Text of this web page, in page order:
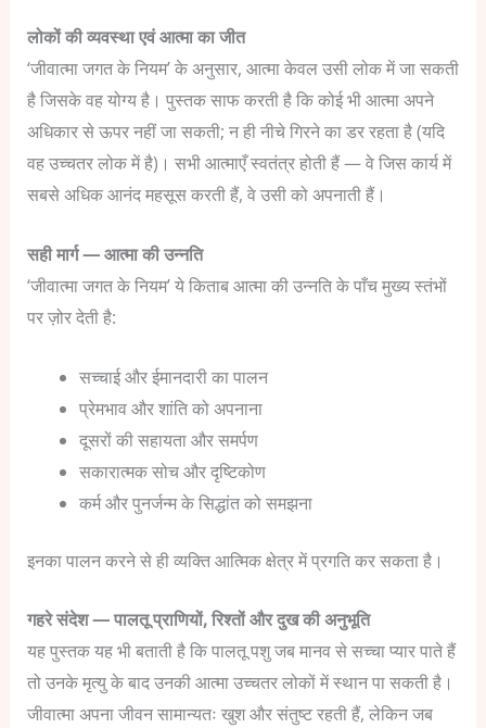
लोकों की व्यवस्था एवं आत्मा का जीत
‘जीवात्मा जगत के नियम’ के अनुसार, आत्मा केवल उसी लोक में जा सकती
है जिसके वह योग्य है। पुस्तक साफ करती है कि कोई भी आत्मा अपने
अधिकार से ऊपर नहीं जा सकती; न ही नीचे गिरने का डर रहता है (यदि
वह उच्चतर लोक में है)। सभी आत्माएँ स्वतंत्र होती हैं — वे जिस कार्य में
सबसे अधिक आनंद महसूस करती हैं, वे उसी को अपनाती हैं।
सही मार्ग — आत्मा की उन्नति
‘जीवात्मा जगत के नियम’ ये किताब आत्मा की उन्नति के पाँच मुख्य स्तंभों
पर ज़ोर देती है:
सच्चाई और ईमानदारी का पालन
प्रेमभाव और शांति को अपनाना
दूसरों की सहायता और समर्पण
सकारात्मक सोच और दृष्टिकोण
कर्म और पुनर्जन्म के सिद्धांत को समझना
इनका पालन करने से ही व्यक्ति आत्मिक क्षेत्र में प्रगति कर सकता है।
गहरे संदेश — पालतू प्राणियों, रिश्तों और दुख की अनुभूति
यह पुस्तक यह भी बताती है कि पालतू पशु जब मानव से सच्चा प्यार पाते हैं
तो उनके मृत्यु के बाद उनकी आत्मा उच्चतर लोकों में स्थान पा सकती है।
जीवात्मा अपना जीवन सामान्यतः खुश और संतुष्ट रहती हैं, लेकिन जब